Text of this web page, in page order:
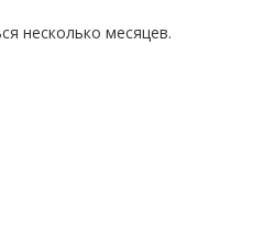
несколько месяцев.